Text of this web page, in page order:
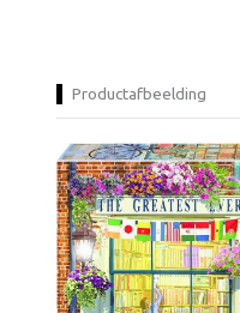
Productafbeelding